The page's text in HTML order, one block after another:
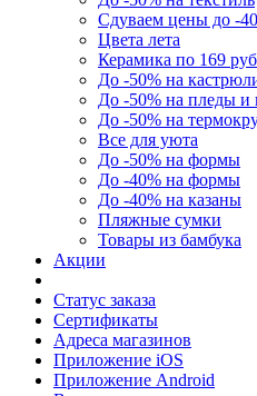
Сдуваем цены до -
Цвета лета
Керамика по 169 руб
До -50% на
До -50% на пледы и
До -50% на
Все для уюта
До -50% на формы
До -40% на формы
До -40% на казаны
Пляжные сумки
Товары из бамбука
Акции
Статус заказа
Сертификаты
Адреса магазинов
Приложение iOS
Приложение Android